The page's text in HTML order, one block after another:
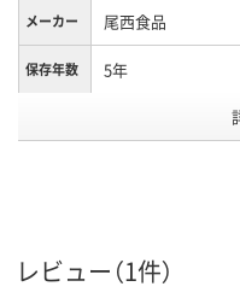
メーカー 尾西食品
保存年数 5年
アレルギー物質28
目不使用
レビュー（1件）